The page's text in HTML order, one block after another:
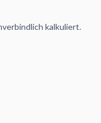
kalkuliert.